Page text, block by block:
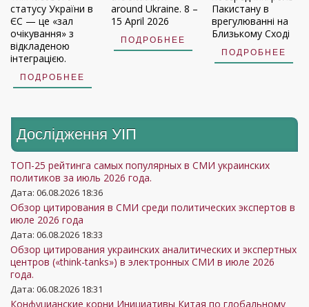
статусу України в
ЄС — це «зал
очікування» з
відкладеною
інтеграцією.
ПОДРОБНЕЕ
around Ukraine. 8 –
15 April 2026
ПОДРОБНЕЕ
Пакистану в
врегулюванні на
Близькому Сході
ПОДРОБНЕЕ
Дослідження УIП
ТОП-25 рейтинга самых популярных в СМИ украинских
политиков за июль 2026 года.
Дата: 06.08.2026 18:36
Обзор цитирования в СМИ среди политических экспертов в
июле 2026 года
Дата: 06.08.2026 18:33
Обзор цитирования украинских аналитических и экспертных
центров («think-tanks») в электронных СМИ в июле 2026
года.
Дата: 06.08.2026 18:31
Конфуцианские корни Инициативы Китая по глобальному